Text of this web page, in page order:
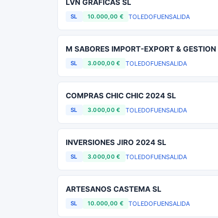
LVN GRAFICAS SL
SL 10.000,00 € TOLEDOFUENSALIDA
M SABORES IMPORT-EXPORT & GESTION
SL 3.000,00 € TOLEDOFUENSALIDA
COMPRAS CHIC CHIC 2024 SL
SL 3.000,00 € TOLEDOFUENSALIDA
INVERSIONES JIRO 2024 SL
SL 3.000,00 € TOLEDOFUENSALIDA
ARTESANOS CASTEMA SL
SL 10.000,00 € TOLEDOFUENSALIDA